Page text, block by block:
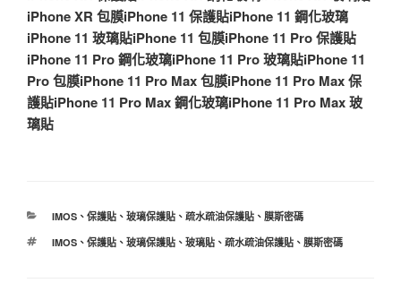
iPhone XR 包膜iPhone 11 保護貼iPhone 11 鋼化玻璃
iPhone 11 玻璃貼iPhone 11 包膜iPhone 11 Pro 保護貼
iPhone 11 Pro 鋼化玻璃iPhone 11 Pro 玻璃貼iPhone 11
Pro 包膜iPhone 11 Pro Max 包膜iPhone 11 Pro Max 保
護貼iPhone 11 Pro Max 鋼化玻璃iPhone 11 Pro Max 玻
璃貼
分
IMOS、 保護貼、 玻璃保護貼、 疏水疏油保護貼、 膜斯密碼
標
IMOS、 保護貼、 玻璃保護貼、 玻璃貼、 疏水疏油保護貼、 膜斯密碼